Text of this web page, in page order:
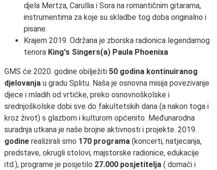
djela Mertza, Carullia i Sora na romantičnim gitarama,
instrumentima za koje su skladbe tog doba originalno i
pisane.
Krajem 2019. Održana je zborska radionica legendarnog
tenora King's Singers(a) Paula Phoenixa
GMS će 2020. godine obilježiti 50 godina kontinuiranog
djelovanja u gradu Splitu. Naša je osnovna misija povezivanje
djece i mladih od vrtićke, preko osnovnoškolske i
srednjoškolske dobi sve do fakultetskih dana (a nakon toga i
kroz život) s glazbom i kulturom općenito. Međunarodna
suradnja utkana je naše brojne aktivnosti i projekte. 2019.
godine realizirali smo 170 programa (koncerti, natjecanja,
predstave, okrugli stolovi, majstorske radionice, edukacije
itd.), programe je posjetilo 27.000 posjetitelja ( domaći i